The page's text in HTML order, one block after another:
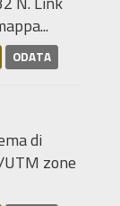
ODATA
di
zone